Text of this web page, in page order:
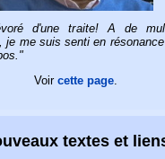
d'une traite! A de
je me suis senti en
Voir cette page.
textes et